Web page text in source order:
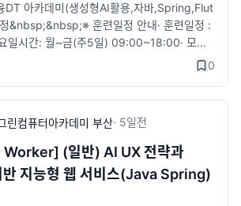
계, 화면설계 등을 하는 직무′를 훈련의 핵심
하고 있습니다.&nbsp;-스마트폰·태블릿·스마
바이스 환경을 전제로, 사용자경험(UX) 전략
설계 → UI 화면설계 → AI 기반 UX 최적화
인 실무 역량을 교육합니다.​​■ 전화문의 : 0
오채널채팅 : http://pf.kakao.com/_xafju
가기​
DT 아카데미(생성형AI활용,자바,Spring,Flut
&nbsp;&nbsp;※​ 훈련일정 안내​· ​훈련일정 :
일시간: 월~금(주5일) 09:00~18:00· 모집
지원자격· 국민내일배움 카드 발급 대상자·
액 지원· ​훈련장려금 지급 : 월 최대 40만원
: 국취1유형-월 최대 60만원 (가족수당 최대
원 서비스 제공 (진로상담·자소서/이력서 첨삭
업 취업 연계 등)· 훈련생 무료보험가입(재해
과정안내· ​ 금융서비스를 이해하고 생성형
품 판매사이트 개발을 할 수 있는 풀스텍 개
0
린컴퓨터아카데미 부산· 5일전
(일반) AI UX 전략과
반 지능형 웹 서비스(Java Spring)